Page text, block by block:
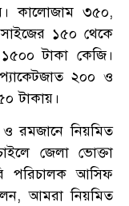
কালোজাম ৩৫০,
১৫০ থেকে
টাকা কেজি।
২০০ ও
টাকায়।
রমজানে নিয়মিত
জেলা ভোক্তা
পরিচালক আসিফ
আমরা নিয়মিত